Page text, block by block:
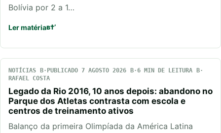
Bolívia por 2 a 1…
Ler matéria
NOTÍCIAS PUBLICADO 7 AGOSTO 2026
6 MIN DE LEITURA
RAFAEL COSTA
Legado da Rio 2016, 10 anos depois: abandono no
Parque dos Atletas contrasta com escola e
centros de treinamento ativos
Balanço da primeira Olimpíada da América Latina